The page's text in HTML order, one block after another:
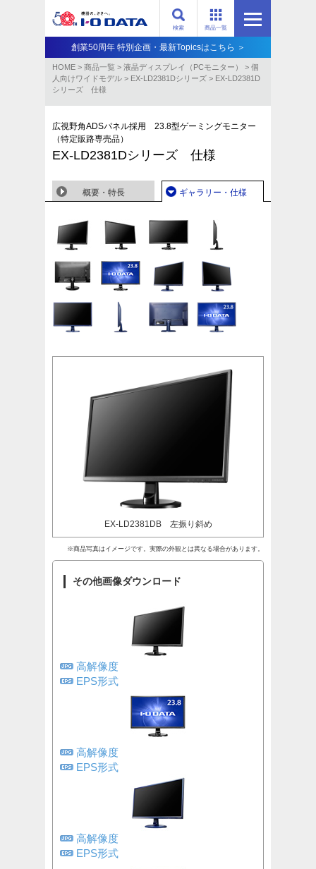
商品一覧
検索
創業50周年 特別企画・最新Topicsはこちら ＞
HOME > 商品一覧 > 液晶ディスプレイ（PCモニター） > 個
人向けワイドモデル > EX-LD2381Dシリーズ > EX-LD2381D
シリーズ 仕様
広視野角ADSパネル採用 23.8型ゲーミングモニター
（特定販路専売品）
EX-LD2381Dシリーズ 仕様
概要・特長 ギャラリー・仕様
EX-LD2381DB 左振り斜め
※商品写真はイメージです。実際の外観とは異なる場合があります。
その他画像ダウンロード
高解像度
EPS形式
高解像度
EPS形式
高解像度
EPS形式